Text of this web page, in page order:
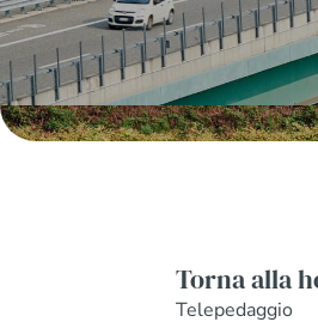
Torna alla
Telepedaggio